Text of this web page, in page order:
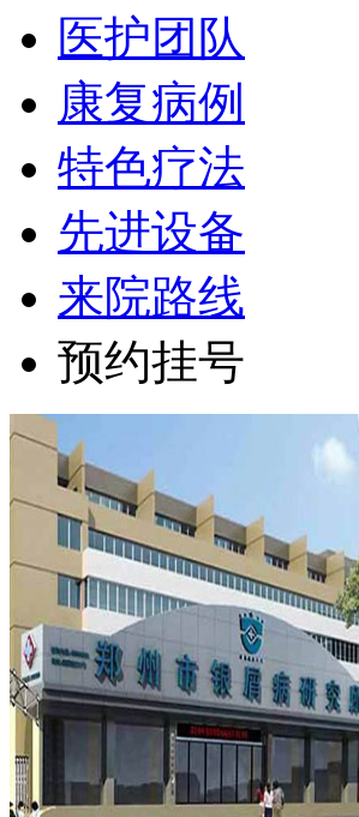
医护团队
康复病例
特色疗法
先进设备
来院路线
预约挂号